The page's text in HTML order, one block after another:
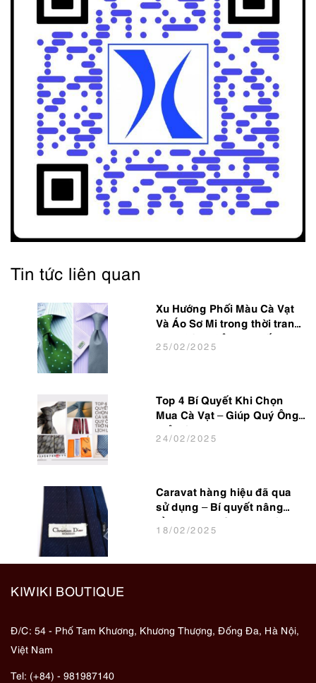
Tin tức liên quan
Xu Hướng Phối Màu Cà Vạt
Và Áo Sơ Mi trong thời trang
25/02/2025
Top 4 Bí Quyết Khi Chọn
Mua Cà Vạt – Giúp Quý Ông
24/02/2025
Caravat hàng hiệu đã qua
sử dụng – Bí quyết nâng
18/02/2025
KIWIKI BOUTIQUE
Đ/C: 54 - Phố Tam Khương, Khương Thượng, Đống Đa, Hà Nội,
Việt Nam
Tel: (+84) - 981987140